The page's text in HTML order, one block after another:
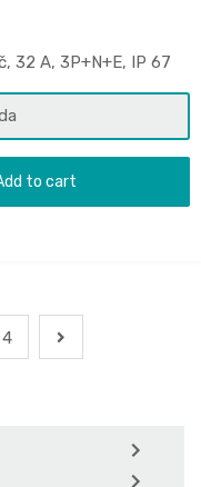
32 A, 3P+N+E, IP 67
to cart
4